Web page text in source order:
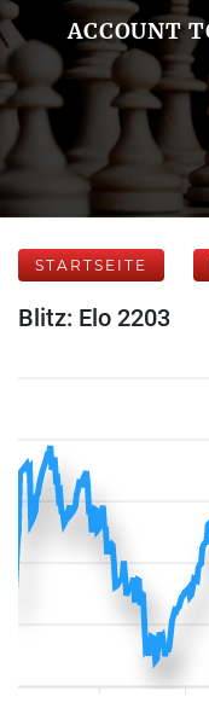
ACCOUNT
STARTSEITE
Blitz: Elo 2203